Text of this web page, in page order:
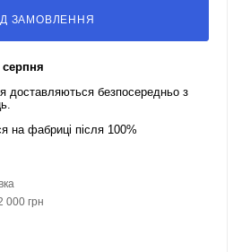
ЗАМОВЛЕННЯ
доставляються безпосередньо з
на фабриці після 100%
000 грн